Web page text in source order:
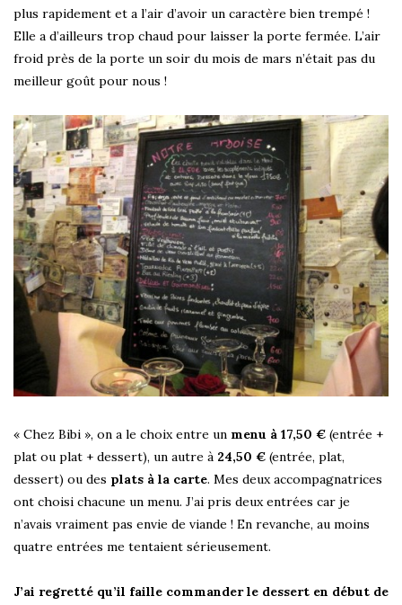
plus rapidement et a l’air d’avoir un caractère bien trempé !
Elle a d’ailleurs trop chaud pour laisser la porte fermée. L’air
froid près de la porte un soir du mois de mars n’était pas du
meilleur goût pour nous !
« Chez Bibi », on a le choix entre un menu à 17,50 € (entrée +
plat ou plat + dessert), un autre à 24,50 € (entrée, plat,
dessert) ou des plats à la carte. Mes deux accompagnatrices
ont choisi chacune un menu. J’ai pris deux entrées car je
n’avais vraiment pas envie de viande ! En revanche, au moins
quatre entrées me tentaient sérieusement.
J’ai regretté qu’il faille commander le dessert en début de